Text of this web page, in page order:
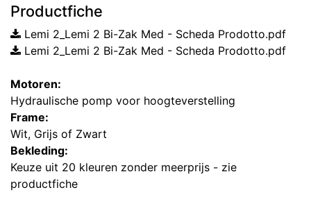
Motoren:
Hydraulische pomp voor hoogteverstelling
Frame:
Wit, Grijs of Zwart
Bekleding:
Keuze uit 20 kleuren zonder meerprijs - zie
productfiche
Productfiche
Lemi 2_Lemi 2 Bi-Zak Med - Scheda Prodotto.pdf
Lemi 2_Lemi 2 Bi-Zak Med - Scheda Prodotto.pdf